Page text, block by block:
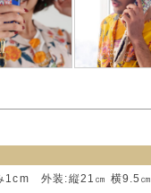
1cm 外装:縦21㎝ 横9.5㎝